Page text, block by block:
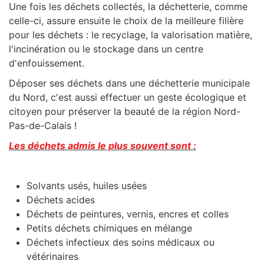
Une fois les déchets collectés, la déchetterie, comme
celle-ci, assure ensuite le choix de la meilleure filière
pour les déchets : le recyclage, la valorisation matière,
l'incinération ou le stockage dans un centre
d'enfouissement.
Déposer ses déchets dans une déchetterie municipale
du Nord, c'est aussi effectuer un geste écologique et
citoyen pour préserver la beauté de la région Nord-
Pas-de-Calais !
Les déchets admis le plus souvent sont :
Solvants usés, huiles usées
Déchets acides
Déchets de peintures, vernis, encres et colles
Petits déchets chimiques en mélange
Déchets infectieux des soins médicaux ou
vétérinaires